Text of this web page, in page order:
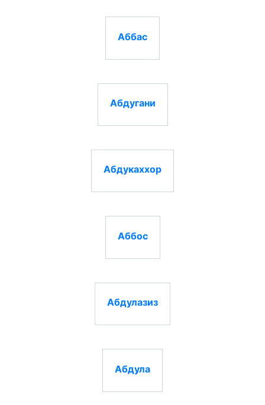
Аббас
Абдугани
Абдукаххор
Аббос
Абдулазиз
Абдула